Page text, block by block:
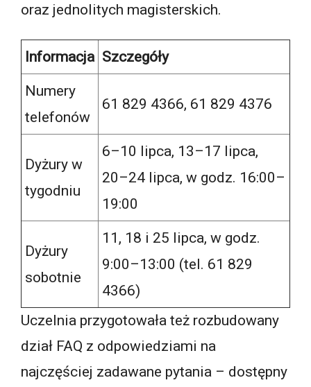
oraz jednolitych magisterskich.
Informacja Szczegóły
Numery
telefonów
61 829 4366, 61 829 4376
Dyżury w
tygodniu
6–10 lipca, 13–17 lipca,
20–24 lipca, w godz. 16:00–
19:00
Dyżury
sobotnie
11, 18 i 25 lipca, w godz.
9:00–13:00 (tel. 61 829
4366)
Uczelnia przygotowała też rozbudowany
dział FAQ z odpowiedziami na
najczęściej zadawane pytania – dostępny